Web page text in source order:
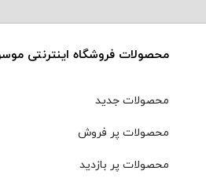
محصولات فروشگاه اینترنتی
محصولات جدید
محصولات پر فروش
محصولات پر بازدید